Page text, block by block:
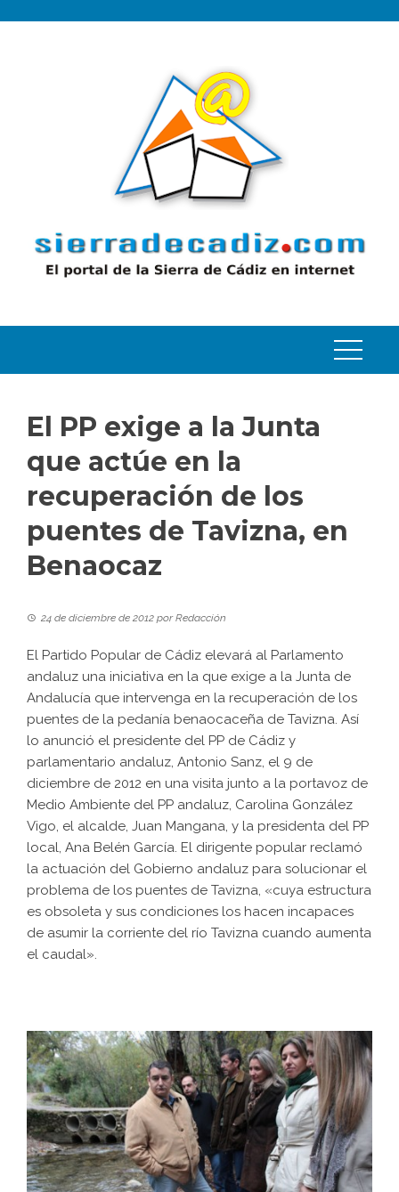
El PP exige a la Junta
que actúe en la
recuperación de los
puentes de Tavizna, en
Benaocaz
24 de diciembre de 2012 porRedacción
El Partido Popular de Cádiz elevará al Parlamento
andaluz una iniciativa en la que exige a la Junta de
Andalucía que intervenga en la recuperación de los
puentes de la pedanía benaocaceña de Tavizna. Así
lo anunció el presidente del PP de Cádiz y
parlamentario andaluz, Antonio Sanz, el 9 de
diciembre de 2012 en una visita junto a la portavoz de
Medio Ambiente del PP andaluz, Carolina González
Vigo, el alcalde, Juan Mangana, y la presidenta del PP
local, Ana Belén García. El dirigente popular reclamó
la actuación del Gobierno andaluz para solucionar el
problema de los puentes de Tavizna, «cuya estructura
es obsoleta y sus condiciones los hacen incapaces
de asumir la corriente del río Tavizna cuando aumenta
el caudal».